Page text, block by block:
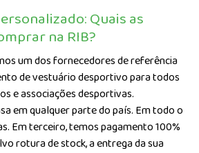
Quais as
na RIB?
um dos fornecedores de referência
de vestuário desportivo para todos
e associações desportivas.
em qualquer parte do país. Em todo o
Em terceiro, temos pagamento 100%
rotura de stock, a entrega da sua